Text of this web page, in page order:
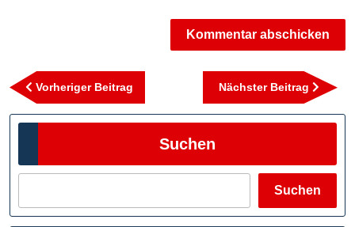
Beitragsnavigation
Vorheriger Beitrag
Beitrag
Nächster Beitrag
Suchen
Suchen